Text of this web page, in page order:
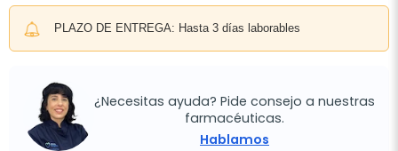
PLAZO DE ENTREGA: Hasta 3 días laborables
¿Necesitas ayuda? Pide consejo a nuestras
farmacéuticas.
Hablamos